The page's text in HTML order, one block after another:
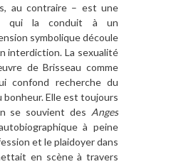
au contraire – est une
qui la conduit à un
symbolique découle
interdiction. La sexualité
de Brisseau comme
confond recherche du
bonheur. Elle est toujours
se souvient des Anges
à peine
et le plaidoyer dans
en scène à travers